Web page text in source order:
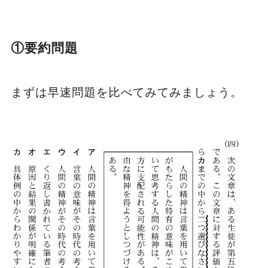
①要約問題
まずは早速問題を比べてみてみましょう。